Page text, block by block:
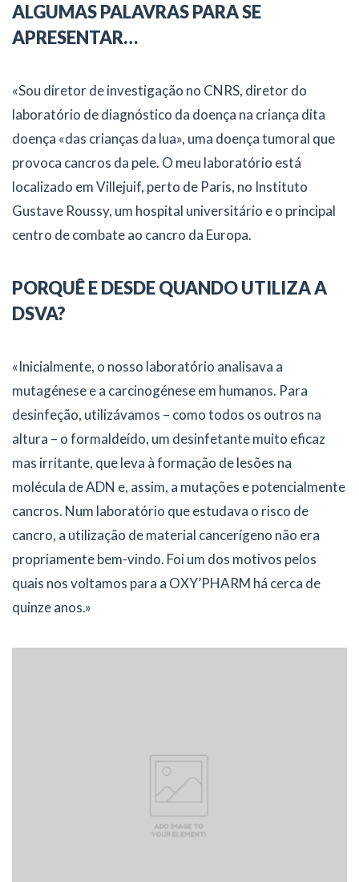
ALGUMAS PALAVRAS PARA SE
APRESENTAR…
«Sou diretor de investigação no CNRS, diretor do
laboratório de diagnóstico da doença na criança dita
doença «das crianças da lua», uma doença tumoral que
provoca cancros da pele. O meu laboratório está
localizado em Villejuif, perto de Paris, no Instituto
Gustave Roussy, um hospital universitário e o principal
centro de combate ao cancro da Europa.
PORQUÊ E DESDE QUANDO UTILIZA A
DSVA?
«Inicialmente, o nosso laboratório analisava a
mutagénese e a carcinogénese em humanos. Para
desinfeção, utilizávamos – como todos os outros na
altura – o formaldeído, um desinfetante muito eficaz
mas irritante, que leva à formação de lesões na
molécula de ADN e, assim, a mutações e potencialmente
cancros. Num laboratório que estudava o risco de
cancro, a utilização de material cancerígeno não era
propriamente bem-vindo. Foi um dos motivos pelos
quais nos voltamos para a OXY’PHARM há cerca de
quinze anos.»